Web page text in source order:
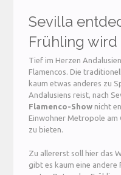
Sevilla
Frühling wird
Tief im Herzen
Flamencos. Die
kaum etwas anderes zu
Andalusiens reist, nach
Flamenco-Show nicht
Einwohner Metropole am
zu bieten.
Zu allererst soll hier das
gibt es kaum eine andere